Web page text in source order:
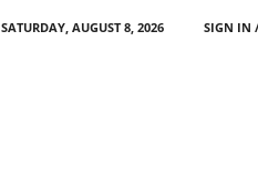
SATURDAY, AUGUST 8, 2026 SIGN IN